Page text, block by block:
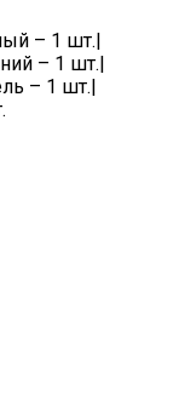
– 1 шт.|
– 1 шт.|
– 1 шт.|